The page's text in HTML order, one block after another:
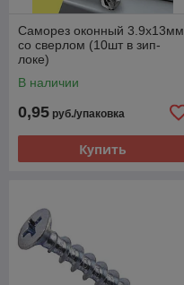
Саморез оконный 3.9х13мм,
со сверлом (10шт в зип-
локе)
В наличии
0,95 руб./упаковка
Купить